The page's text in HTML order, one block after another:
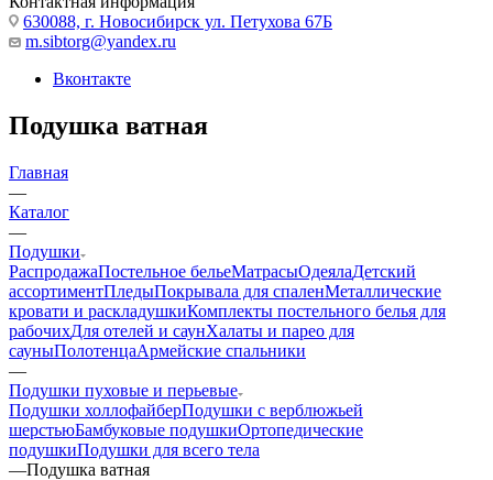
630088, г. Новосибирск ул. Петухова 67Б
m.sibtorg@yandex.ru
Вконтакте
Подушка ватная
Главная
—
Каталог
—
Подушки
РаспродажаПостельное бельеМатрасыОдеялаДетский
ассортиментПледыПокрывала для спаленМеталлические
кровати и раскладушкиКомплекты постельного белья для
рабочихДля отелей и саунХалаты и парео для
сауныПолотенцаАрмейские спальники
—
Подушки пуховые и перьевые
Подушки холлофайберПодушки с верблюжьей
шерстьюБамбуковые подушкиОртопедические
подушкиПодушки для всего тела
—Подушка ватная